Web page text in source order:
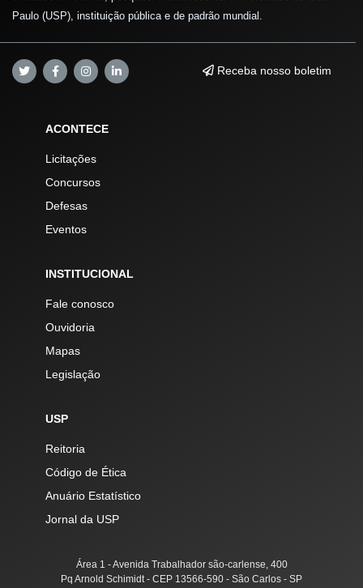
Paulo (USP), instituição pública e de padrão mundial.
Receba nosso boletim
ACONTECE
Licitações
Concursos
Defesas
Eventos
INSTITUCIONAL
Fale conosco
Ouvidoria
Mapas
Legislação
USP
Reitoria
Código de Ética
Anuário Estatístico
Jornal da USP
Área 1 - Avenida Trabalhador são-carlense, 400
Pq Arnold Schimidt - CEP 13566-590 - São Carlos - SP